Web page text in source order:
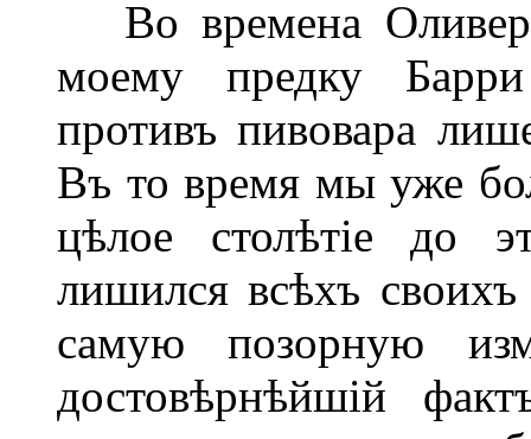
Во времена
моему предку
противъ пивовара
Въ то время мы уже
цѣлое столѣтіе до
лишился всѣхъ
самую позорную
достовѣрнѣйшій